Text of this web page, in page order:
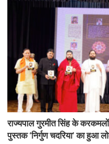
राज्यपाल गुरमीत सिंह के
पुस्तक ‘निर्गुण चदरिया’ का हुआ